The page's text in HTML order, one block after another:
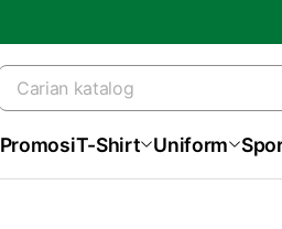
PromosiT-Shirt Uniform